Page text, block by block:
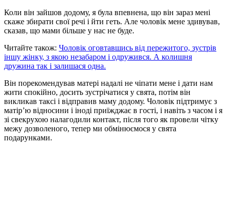
Коли він зайшов додому, я була впевнена, що він зараз мені
скаже збирати свої речі і йти геть. Але чоловік мене здивував,
сказав, що мами більше у нас не буде.
Читайте також: Чоловік оговтавшись від пережитого, зустрів
іншу жінку, з якою незабаром і одружився. А колишня
дружина так і залишася одна.
Він порекомендував матері надалі не чіпати мене і дати нам
жити спокійно, досить зустрічатися у свята, потім він
викликав таксі і відправив маму додому. Чоловік підтримує з
матір’ю відносини і іноді приїжджає в гості, і навіть з часом і я
зі свекрухою налагодили контакт, після того як провели чітку
межу дозволеного, тепер ми обмінюємося у свята
подарунками.